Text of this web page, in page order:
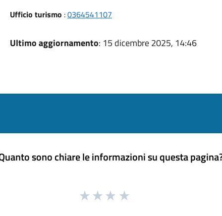
Ufficio turismo :0364541107
Ultimo aggiornamento: 15 dicembre 2025, 14:46
sono chiare le informazioni su questa